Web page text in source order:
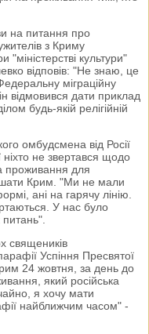
на питання про
з Криму
"міністерстві культури"
відповів: "Не знаю, це
міграційну
відмовився дати приклад
будь-якій релігійній
омбудсмена від Росії
не звертався щодо
проживання для
Крим. "Ми не мали
ані на гарячу лінію.
У нас було
священиків
Успіння Пресвятої
24 жовтня, за день до
який російська
я хочу мати
найближчим часом" -